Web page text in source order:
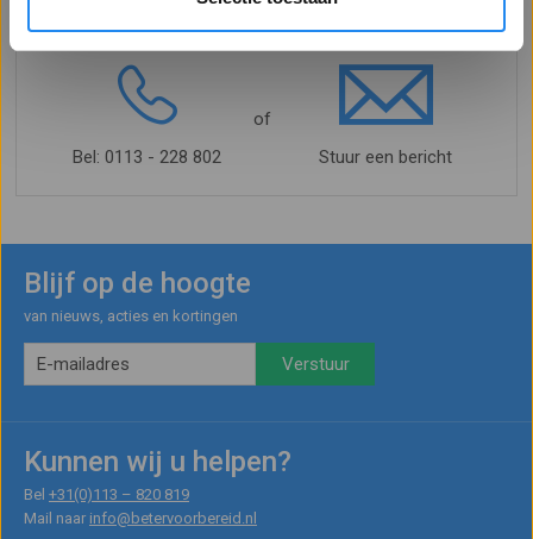
Bel: 0113 - 228 802
of
Stuur een bericht
Blijf op de hoogte
van nieuws, acties en kortingen
Kunnen wij u helpen?
Bel +31(0)113 – 820 819
Mail naar info@betervoorbereid.nl